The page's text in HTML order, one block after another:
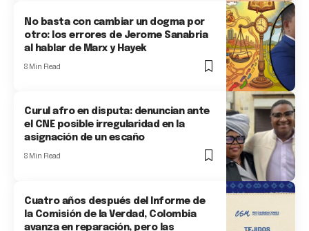
No basta con cambiar un dogma por
otro: los errores de Jerome Sanabria
al hablar de Marx y Hayek
8 Min Read
Curul afro en disputa: denuncian ante
el CNE posible irregularidad en la
asignación de un escaño
8 Min Read
Cuatro años después del Informe de
la Comisión de la Verdad, Colombia
avanza en reparación, pero las